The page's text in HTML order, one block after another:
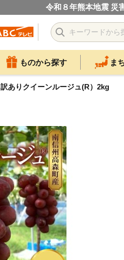
令和８年熊本地震 災
ものから探す ま
訳ありクイーンルージュ(R）2kg